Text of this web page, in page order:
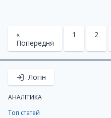
«
Попередня
1 2
Логін
АНАЛІТИКА
Топ статей